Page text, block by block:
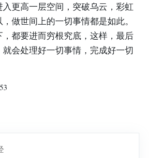
更高一层空间，突破乌云，彩虹
做世间上的一切事情都是如此。
都要进而穷根究底，这样，最后
会处理好一切事情，完成好一切